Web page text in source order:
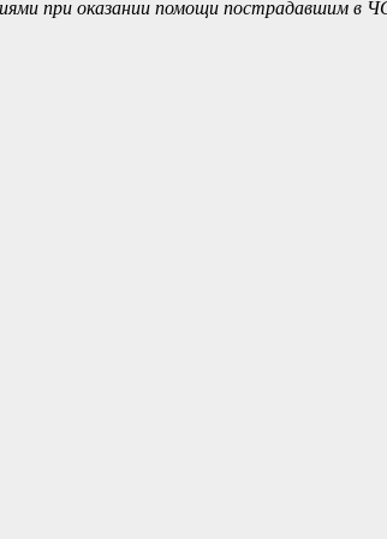
при оказании помощи пострадавшим в